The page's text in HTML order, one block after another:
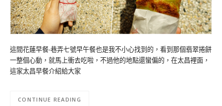
這間花蓮早餐-巷弄七號早午餐也是我不小心找到的，看到那個翡翠捲餅
一整個心動，就馬上衝去吃啦，不過他的地點還蠻偏的，在太昌裡面，
這家太昌早餐介紹給大家
CONTINUE READING